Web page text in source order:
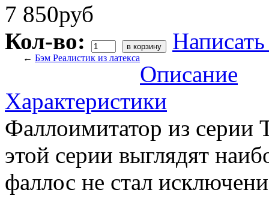
7 850руб
Кол-во:
← Бэм Реалистик из латекса
Описание
Характеристики
Фаллоимитатор из
этой серии выглядят
фаллос не стал